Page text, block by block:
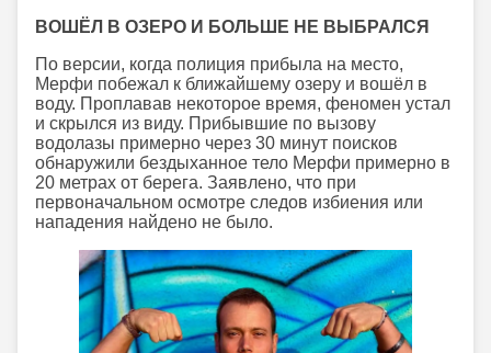
ВОШЁЛ В ОЗЕРО И БОЛЬШЕ НЕ ВЫБРАЛСЯ
По версии, когда полиция прибыла на место,
Мерфи побежал к ближайшему озеру и вошёл в
воду. Проплавав некоторое время, феномен устал
и скрылся из виду. Прибывшие по вызову
водолазы примерно через 30 минут поисков
обнаружили бездыханное тело Мерфи примерно в
20 метрах от берега. Заявлено, что при
первоначальном осмотре следов избиения или
нападения найдено не было.